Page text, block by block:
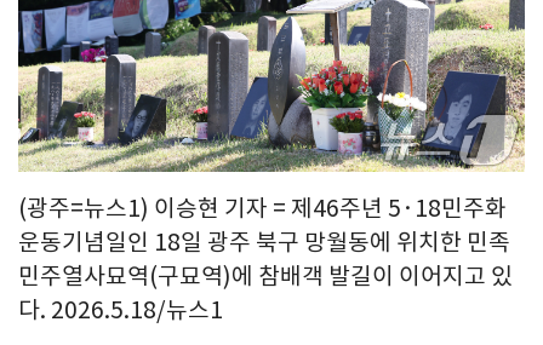
(광주=뉴스1) 이승현 기자 = 제46주년 5·18민주화
운동기념일인 18일 광주 북구 망월동에 위치한 민족
민주열사묘역(구묘역)에 참배객 발길이 이어지고 있
다. 2026.5.18/뉴스1